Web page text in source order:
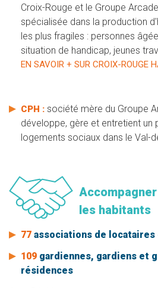
Croix-Rouge et le Groupe
spécialisée dans la production
les plus fragiles : personnes
situation de handicap, jeunes
EN SAVOIR + SUR CROIX-ROUGE
CPH : société mère du Groupe
développe, gère et entretient un
logements sociaux dans le Val-
les habitants
77 associations de
109 gardiennes, gardiens et
résidences